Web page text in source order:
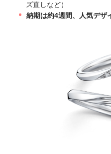
ズ直しなど）
納期は約4週間、人気デザ